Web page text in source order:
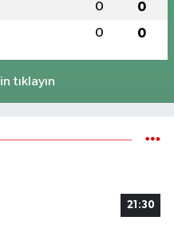
0 0
0 0
tıklayın
21:30